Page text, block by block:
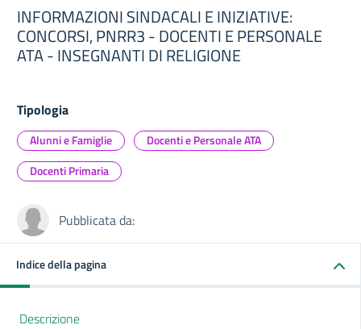
INFORMAZIONI SINDACALI E INIZIATIVE:
CONCORSI, PNRR3 - DOCENTI E PERSONALE
ATA - INSEGNANTI DI RELIGIONE
Tipologia
Alunni e Famiglie
Docenti e Personale ATA
Docenti Primaria
Pubblicata da:
Indice della pagina
Descrizione